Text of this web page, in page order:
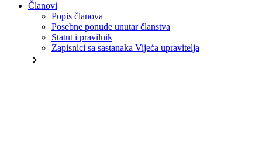
Članovi
Popis članova
Posebne ponude unutar članstva
Statut i pravilnik
Zapisnici sa sastanaka Vijeća upravitelja
chevron_right